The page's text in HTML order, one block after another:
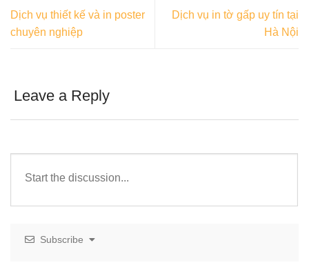
Dịch vụ thiết kế và in poster
chuyên nghiệp
Dịch vụ in tờ gấp uy tín tại
Hà Nội
Leave a Reply
Subscribe